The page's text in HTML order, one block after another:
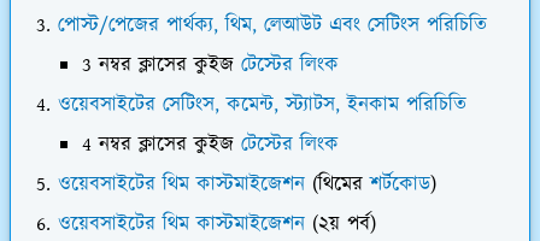
পোস্ট/পেজের পার্থক্য, থিম, লেআউট এবং সেটিংস পরিচিতি
3 নম্বর ক্লাসের কুইজ টেস্টের লিংক
ওয়েবসাইটের সেটিংস, কমেন্ট, স্ট্যাটস, ইনকাম পরিচিতি
4 নম্বর ক্লাসের কুইজ টেস্টের লিংক
ওয়েবসাইটের থিম কাস্টমাইজেশন (থিমেরশর্টকোড)
ওয়েবসাইটের থিম কাস্টমাইজেশন (২য় পর্ব)